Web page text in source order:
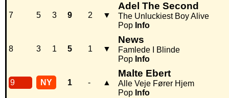
7 5 3 9 2 ▼
Adel The Second
The Unluckiest Boy Alive
Pop Info
8 3 1 5 1 ▼
News
Famlede I Blinde
Pop Info
9 NY 1 - ▲
Malte Ebert
Alle Veje Fører Hjem
Pop Info